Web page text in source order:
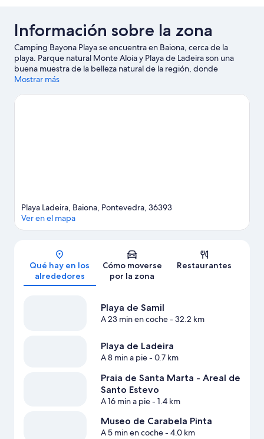
Información sobre la zona
Camping Bayona Playa se encuentra en Baiona, cerca de la
playa. Parque natural Monte Aloia y Playa de Ladeira son una
buena muestra de la belleza natural de la región, donde
también puedes acercarte a atractivos turísticos como Museo
Vigo. ¿Te apetece disfrutar de un evento especial? Puedes
Mostrar más
Mapa
Playa Ladeira, Baiona, Pontevedra, 36393
Ver en el mapa
Qué hay en los
alrededores
Cómo moverse
por la zona
Restaurantes
Playa de Samil
A 23 min en coche- 32.2 km
Playa de Ladeira
A 8 min a pie- 0.7 km
Praia de Santa Marta - Areal de
Santo Estevo
A 16 min a pie- 1.4 km
Museo de Carabela Pinta
A 5 min en coche- 4.0 km